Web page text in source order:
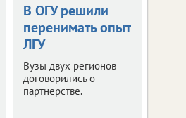
В ОГУ решили
перенимать опыт
ЛГУ
Вузы двух регионов
договорились о
партнерстве.